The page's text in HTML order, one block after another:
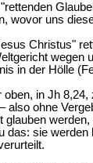
wovor uns
Christus"
wegen
in der Hölle
in Jh 8,24,
also ohne
glauben
das: sie